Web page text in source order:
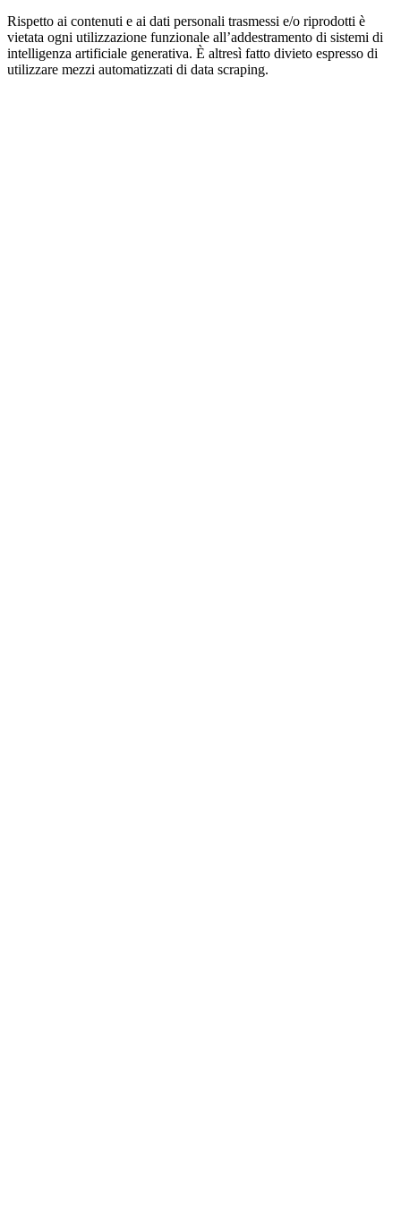
Rispetto ai contenuti e ai dati personali trasmessi e/o riprodotti è
vietata ogni utilizzazione funzionale all’addestramento di sistemi di
intelligenza artificiale generativa. È altresì fatto divieto espresso di
utilizzare mezzi automatizzati di data scraping.